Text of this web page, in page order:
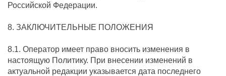
Российской Федерации.
8. ЗАКЛЮЧИТЕЛЬНЫЕ ПОЛОЖЕНИЯ
8.1. Оператор имеет право вносить изменения в
настоящую Политику. При внесении изменений в
актуальной редакции указывается дата последнего